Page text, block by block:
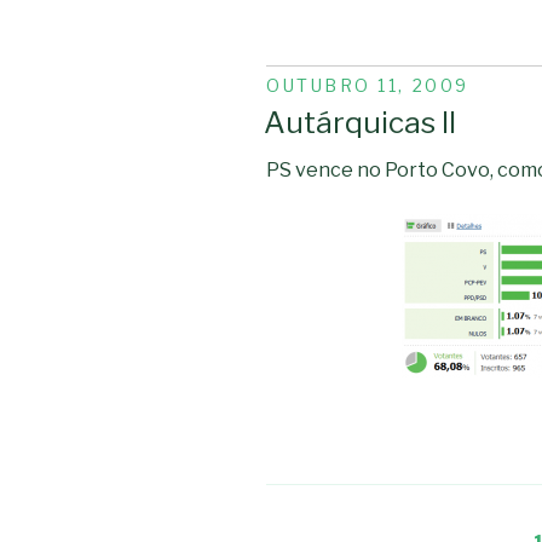
PUBLICADO
EM
OUTUBRO 11, 2009
Autárquicas II
PS vence no Porto Covo,